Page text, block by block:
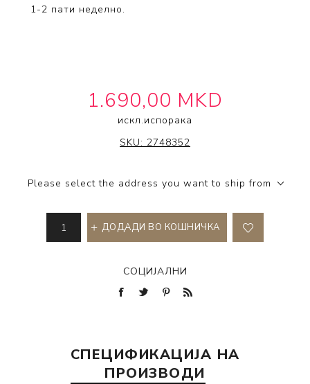
1-2 пати неделно.
1.690,00 MKD
искл.испорака
SCALP CLINIX
SKU: 2748352
Please select the address you want to ship from
ДОДАДИ ВО КОШНИЧКА
СОЦИЈАЛНИ
СПЕЦИФИКАЦИЈА НА
ПРОИЗВОДИ